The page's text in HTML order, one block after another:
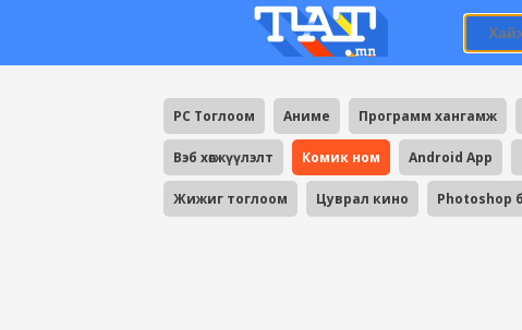
PC Тоглоом Аниме Программ хангамж
Вэб хөгжүүлэлт Комик ном Android App
Жижиг тоглоом Цуврал кино Photoshop